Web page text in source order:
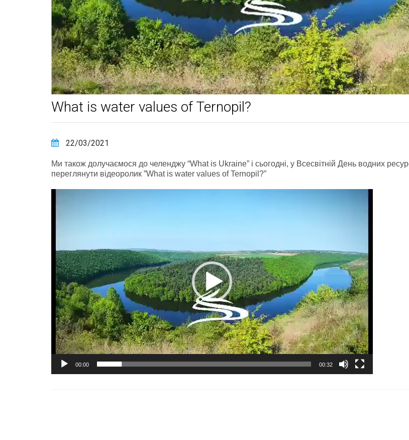
What is water values of Ternopil?
22/03/2021
Ми також долучаємося до челенджу “What is Ukraine” і сьогодні, у Всесвітній День водних
переглянути відеоролик ”What is water values of Ternopil?”
00:00 00:32